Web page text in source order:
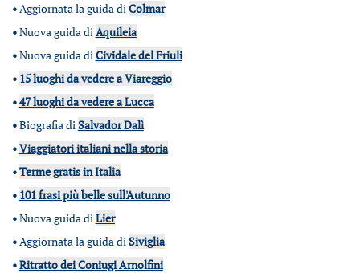
•Aggiornata la guida diColmar
•Nuova guida diAquileia
•Nuova guida diCividale del Friuli
• 15 luoghi da vedere a Viareggio
•47 luoghi da vedere a Lucca
•Biografia diSalvador Dalì
•Viaggiatori italiani nella storia
•Terme gratis in Italia
• 101 frasi più belle sull'Autunno
•Nuova guida diLier
•Aggiornata la guida diSiviglia
•Ritratto dei Coniugi Arnolfini